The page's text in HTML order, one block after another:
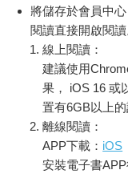
將儲存於會員中
閱讀直接開啟閱讀
線上閱讀：
建議使用
果， iOS 16 或
置有6GB以上
離線閱讀：
APP下載： iOS
安裝電子書